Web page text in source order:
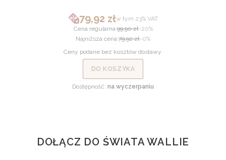
Cena promocyjna brutto
79,92 złw tym %s VAT
w tym 23%VAT
Cena regularna:99,90 zł-20%
Najniższa cena:79,92 zł-0%
Ceny podane bez kosztów dostawy.
DO KOSZYKA
Dostępność: na wyczerpaniu
DOŁĄCZ DO ŚWIATA WALLIE